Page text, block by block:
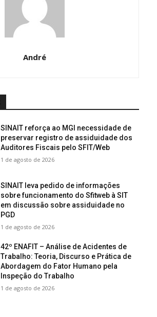
André
SINAIT reforça ao MGI necessidade de
preservar registro de assiduidade dos
Auditores Fiscais pelo SFIT/Web
1 de agosto de 2026
SINAIT leva pedido de informações
sobre funcionamento do Sfitweb à SIT
em discussão sobre assiduidade no
PGD
1 de agosto de 2026
42º ENAFIT – Análise de Acidentes de
Trabalho: Teoria, Discurso e Prática de
Abordagem do Fator Humano pela
Inspeção do Trabalho
1 de agosto de 2026